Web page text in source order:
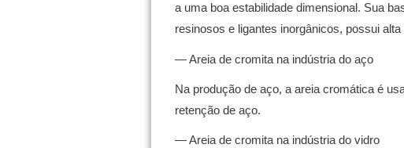
a uma boa estabilidade dimensional. Sua
resinosos e ligantes inorgânicos, possui
— Areia de cromita na indústria do aço
Na produção de aço, a areia cromática é
retenção de aço.
— Areia de cromita na indústria do vidro